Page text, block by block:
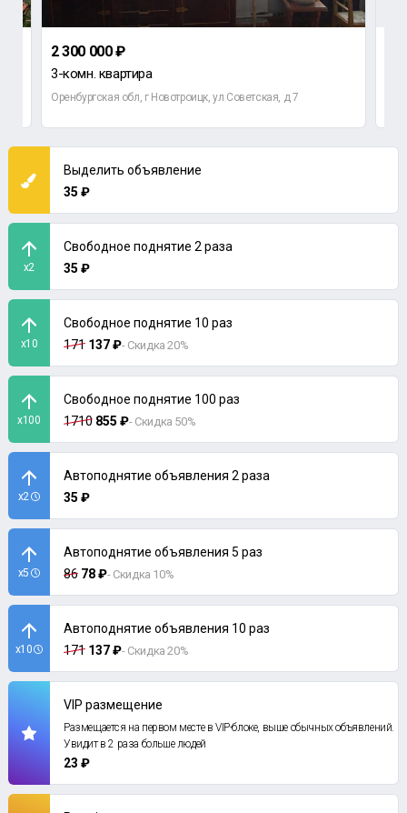
2 300 000 ₽
3-комн. квартира
Оренбургская обл, г Новотроицк, ул Советская, д 7
Выделить объявление
35 ₽
x2
Свободное поднятие 2 раза
35 ₽
x10
Свободное поднятие 10 раз
171 137 ₽- Скидка 20%
x100
Свободное поднятие 100 раз
1710 855 ₽- Скидка 50%
x2
Автоподнятие объявления 2 раза
35 ₽
x5
Автоподнятие объявления 5 раз
86 78 ₽- Скидка 10%
x10
Автоподнятие объявления 10 раз
171 137 ₽- Скидка 20%
VIP размещение
Размещается на первом месте в VIP-блоке, выше обычных объявлений.
Увидит в 2 раза больше людей
23 ₽